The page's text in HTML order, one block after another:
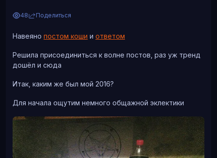
48 Поделиться
Навеяно постом коши и ответом
Решила присоединиться к волне постов, раз уж тренд
дошёл и сюда
Итак, каким же был мой 2016?
Для начала ощутим немного общажной эклектики